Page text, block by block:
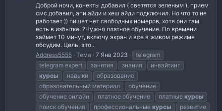
Доброй ночи, конекты добавил ( светятся зеленым ), прием
смс добавил, апи айди и хеш айди подключил. Но что то не
работает )) пишет нет свободных номеров, хотя они там
есть в избытке. ?Нужно платное обучение. По времени
займет 10 минут, включу экран и все в живом режиме
обсудим. Цель, это...
Address5555 Тема 7 Янв 2023
telegram
telegram expert
занятия знания
инвайтинг
курсы
навыки
образование
образовательный материал
обучение
обучение онлайн
платное обучение платные курсы
поиск обучения
профессиональные курсы
развитие